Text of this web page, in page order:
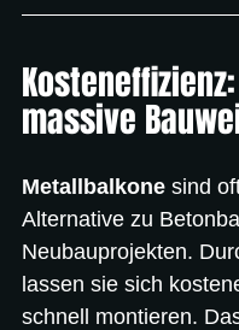
massive
Metallbalkone sind
Alternative zu
Neubauprojekten.
lassen sie sich
schnell montieren.